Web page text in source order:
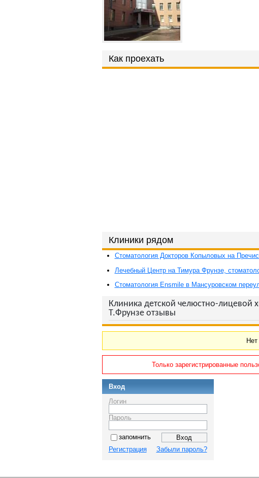
Как проехать
Клиники рядом
Стоматология Докторов Копыловых на
Лечебный Центр на Тимура Фрунзе,
Стоматология Ensmile в Мансуровском
Клиника детской челюстно-лицевой
Т.Фрунзе отзывы
Нет
Только зарегистрированные
Вход
Логин
Пароль
запомнить
Регистрация
Забыли пароль?